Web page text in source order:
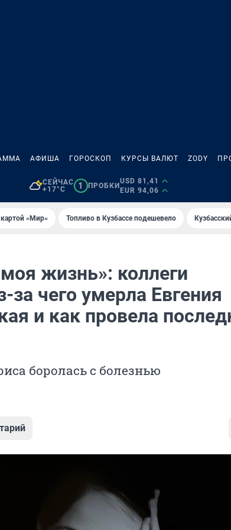
АФИША ГОРОСКОП КУРСЫ ВАЛЮТ ZODY
СЕЙЧАС
+17°C
1 ПРОБКИ
USD 81,41
EUR 94,06
«Мир» Топливо в Кузбассе подешевело
жизнь»: коллеги
за чего умерла Евгения
и как провела
боролась с болезнью